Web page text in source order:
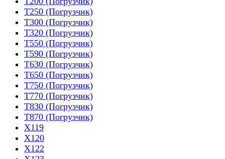
T250 (Погрузчик)
T300 (Погрузчик)
T320 (Погрузчик)
T550 (Погрузчик)
T590 (Погрузчик)
T630 (Погрузчик)
T650 (Погрузчик)
T750 (Погрузчик)
T770 (Погрузчик)
T830 (Погрузчик)
T870 (Погрузчик)
X119
X120
X122